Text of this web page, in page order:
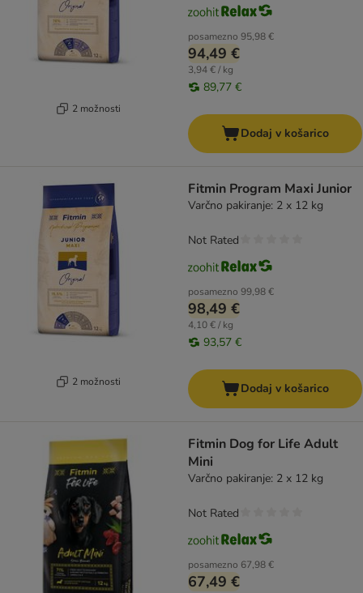
2 možnosti
posamezno 95,98 €
94,49 €
3,94 € / kg
89,77 €
Dodaj v košarico
2 možnosti
Fitmin Program Maxi Junior
Varčno pakiranje: 2 x 12 kg
posamezno 99,98 €
98,49 €
4,10 € / kg
93,57 €
Not Rated
Dodaj v košarico
Fitmin Dog for Life Adult
Mini
Varčno pakiranje: 2 x 12 kg
posamezno 67,98 €
67,49 €
Not Rated